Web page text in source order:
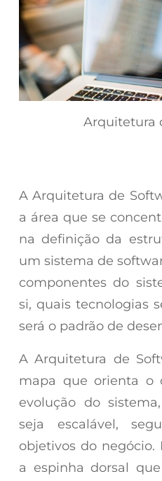
Arquitetura
A Arquitetura de
a área que se
na definição da
um sistema de
componentes do
si, quais tecnologias
será o padrão de
A Arquitetura de
mapa que orienta o
evolução do
seja escalável,
objetivos do negócio.
a espinha dorsal